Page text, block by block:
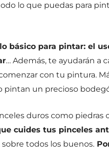
lo que puedas para
básico para pintar: el
… Además, te ayudarán a
con tu pintura.
pintan un precioso
duros como piedras
cuides tus pinceles
todos los buenos.